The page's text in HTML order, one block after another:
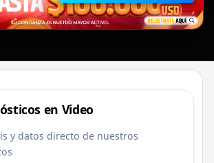
en Video
y datos directo de nuestros